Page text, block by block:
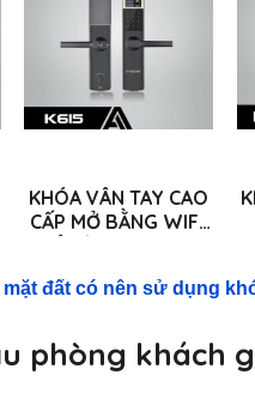
KHÓA VÂN TAY CAO
CẤP MỞ BẰNG WIFI,
mặt đất có nên sử dụng
phòng khách